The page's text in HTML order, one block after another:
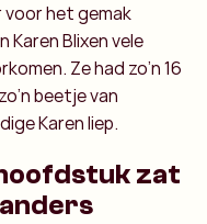
voor het gemak
Blixen vele
Ze had zo’n 16
beetje van
Karen liep.
zat